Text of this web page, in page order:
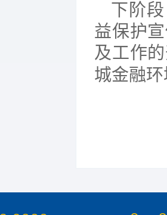
下阶
益保护
及工作
城金融